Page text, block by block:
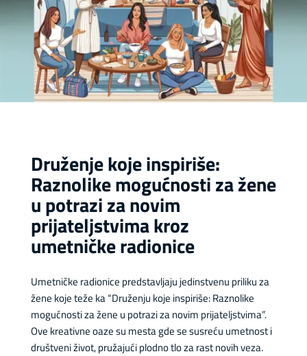
Druženje koje inspiriše:
Raznolike mogućnosti za žene
u potrazi za novim
prijateljstvima kroz
umetničke radionice
Umetničke radionice predstavljaju jedinstvenu priliku za
žene koje teže ka “Druženju koje inspiriše: Raznolike
mogućnosti za žene u potrazi za novim prijateljstvima”.
Ove kreativne oaze su mesta gde se susreću umetnost i
društveni život, pružajući plodno tlo za rast novih veza.